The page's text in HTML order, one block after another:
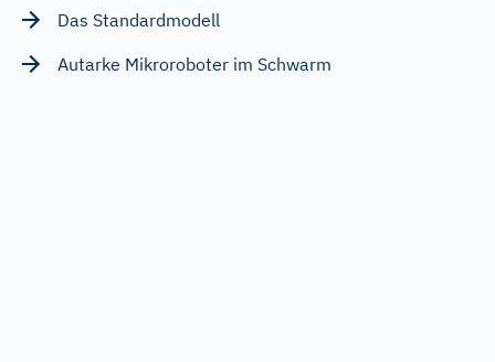
Das Standardmodell
Autarke Mikroroboter im Schwarm